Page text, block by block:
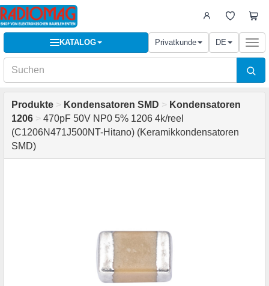
KATALOG Privatkunde DE
Produkte > Kondensatoren SMD > Kondensatoren
1206 > 470pF 50V NP0 5% 1206 4k/reel
(C1206N471J500NT-Hitano) (Keramikkondensatoren
SMD)